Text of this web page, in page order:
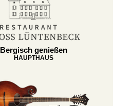
Bergisch genießen
HAUPTHAUS